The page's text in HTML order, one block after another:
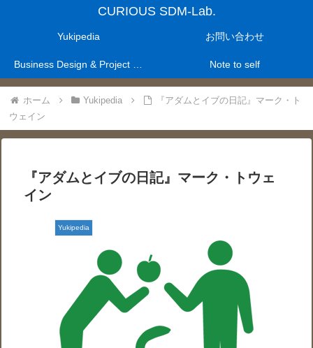
CURIOUS SDM-Lab.
Yukipedia お問い合わせ
Note to self
ホーム Yukipedia
『アダムとイブの日記』マーク・ト
ウェイン
『アダムとイブの日記』マーク・トウェ
イン
Yukipedia